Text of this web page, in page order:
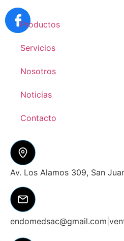
Productos
Servicios
Nosotros
Noticias
Contacto
Av. Los Alamos 309, San
endomedsac@gmail.com